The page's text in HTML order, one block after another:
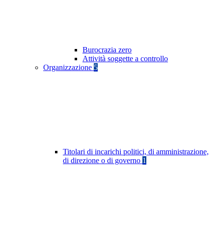
Burocrazia zero
Attività soggette a controllo
Organizzazione 5
Titolari di incarichi politici, di amministrazione,
di direzione o di governo 1